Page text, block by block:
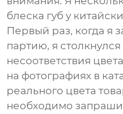
блеска губ у
Первый раз, когда я
партию, я
несоответствия
на фотографиях в
реального цвета
необходимо